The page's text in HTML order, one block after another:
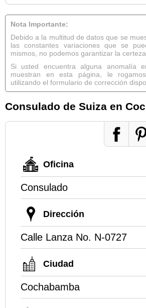
Nota Importante:
Debido a la multitud de datos que se
las constantes variaciones que se
mismos, no podemos garantizar la
Si usted encuentra alguna anomalía
muestran en esta página, le
utilizando el formulario de corrección
Consulado de Suiza en
Oficina
Consulado
Dirección
Calle Lanza No. N-0727
Ciudad
Cochabamba